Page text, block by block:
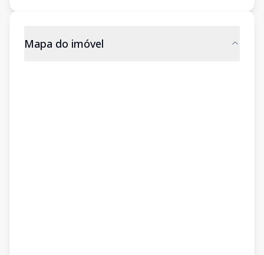
Mapa do imóvel